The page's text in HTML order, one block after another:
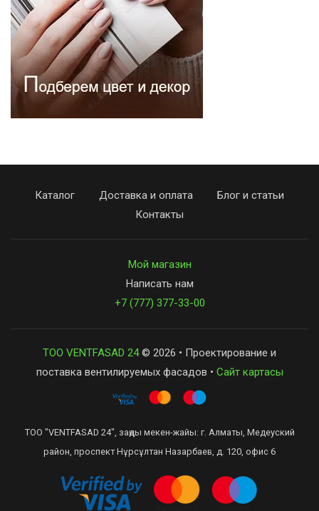
Каталог Доставка и оплата
Блог и статьи
Контакты
Мой магазин
Написать нам
+7 (777) 377-33-00
ТОО VENTFASAD 24© 2026 • Проектирование и
поставка вентилируемых фасадов • Сайт картасы
ТОО "VENTFASAD 24", заңды мекен-жайы: г. Алматы, Медеуский
район, проспект Нұрсұлтан Назарбаев, д. 120, офис 6